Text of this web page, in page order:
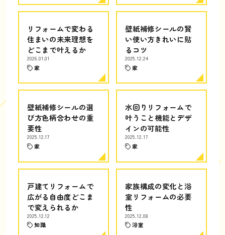
リフォームで変わる
住まいの未来理想を
どこまで叶えるか
2026.01.01
家
壁紙補修シールの賢
い使い方きれいに貼
るコツ
2025.12.24
家
壁紙補修シールの選
び方色柄合わせの重
要性
2025.12.17
家
水回りリフォームで
叶うこと機能とデザ
インの可能性
2025.12.17
家
戸建てリフォームで
広がる自由度どこま
で変えられるか
2025.12.12
知識
家族構成の変化と浴
室リフォームの必要
性
2025.12.08
浴室